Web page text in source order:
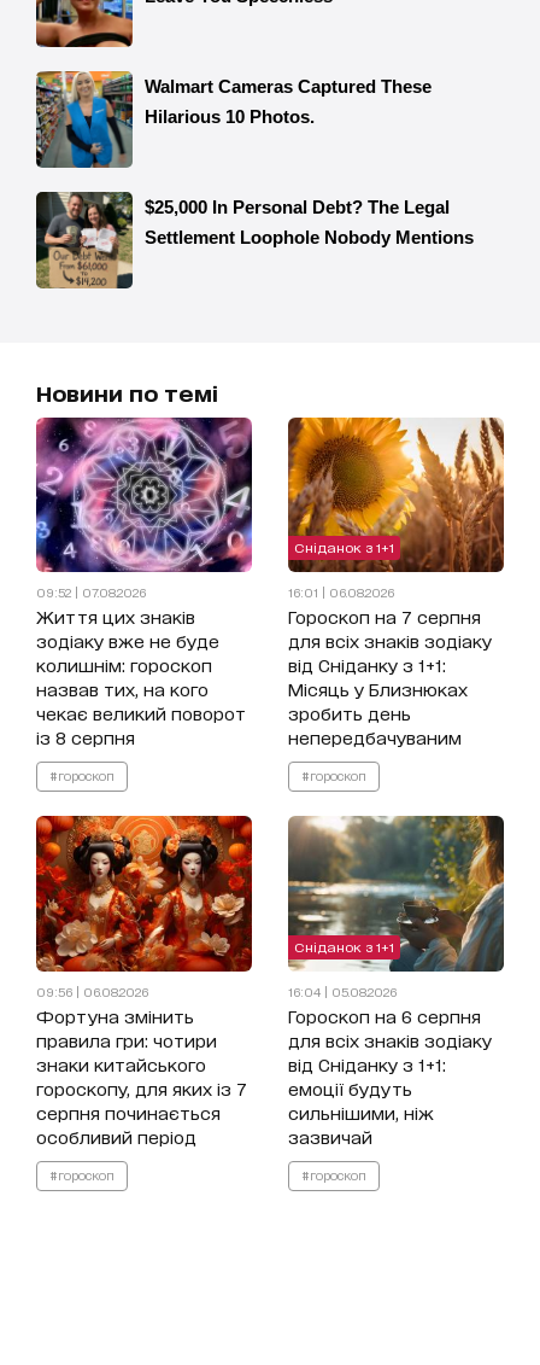
Новини по темі
09:52 | 07.08.2026
Життя цих знаків
зодіаку вже не буде
колишнім: гороскоп
назвав тих, на кого
чекає великий поворот
із 8 серпня
#гороскоп
Сніданок з 1+1
16:01 | 06.08.2026
Гороскоп на 7 серпня
для всіх знаків зодіаку
від Сніданку з 1+1:
Місяць у Близнюках
зробить день
непередбачуваним
#гороскоп
09:56 | 06.08.2026
Фортуна змінить
правила гри: чотири
знаки китайського
гороскопу, для яких із 7
серпня починається
особливий період
#гороскоп
Сніданок з 1+1
16:04 | 05.08.2026
Гороскоп на 6 серпня
для всіх знаків зодіаку
від Сніданку з 1+1:
емоції будуть
сильнішими, ніж
зазвичай
#гороскоп